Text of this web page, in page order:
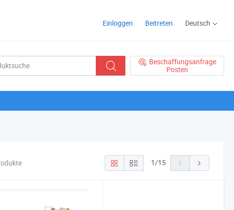
Einloggen Beitreten Deutsch
Beschaffungsanfrage
Posten
1/15